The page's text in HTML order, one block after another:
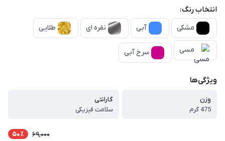
انتخاب رنگ:
مشکی آبی نقره ای طلایی
مسی سرخ آبی
ویژگی‌ها
وزن
475 گرم
گارانتی
سلامت فیزیکی
69,000 50٪